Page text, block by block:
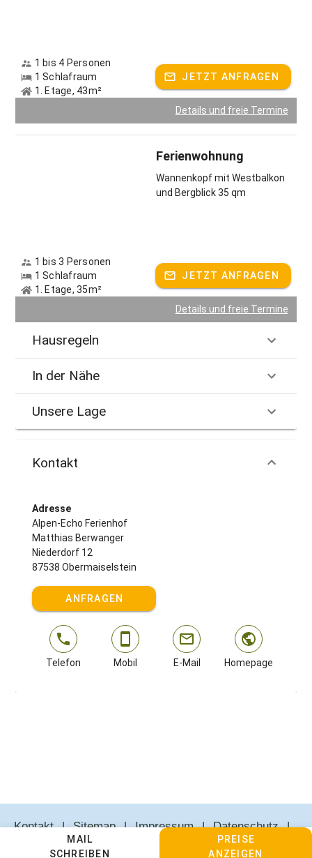
MAIL
SCHREIBEN
PREISE
ANZEIGEN
1 bis 4 Personen
1 Schlafraum
1. Etage, 43m²
JETZT ANFRAGEN
Details und freie Termine
Ferienwohnung
Wannenkopf mit Westbalkon
und Bergblick 35 qm
1 bis 3 Personen
1 Schlafraum
1. Etage, 35m²
JETZT ANFRAGEN
Details und freie Termine
Hausregeln
In der Nähe
Unsere Lage
Kontakt
Adresse
Alpen-Echo Ferienhof
Matthias Berwanger
Niederdorf 12
87538 Obermaiselstein
ANFRAGEN
Telefon Mobil E-Mail Homepage
Kontakt Sitemap Impressum
Datenschutz
AGBs
Cookie Einstellungen anpassen